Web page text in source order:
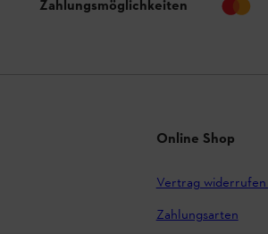
Zahlungsmöglichkeiten
Online Shop
Vertrag
Zahlungsarten